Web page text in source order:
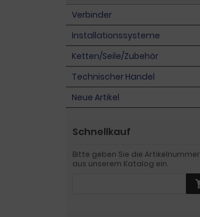
Verbinder
Installationssysteme
Ketten/Seile/Zubehör
Technischer Handel
Neue Artikel
Schnellkauf
Bitte geben Sie die Artikelnummer
aus unserem Katalog ein.